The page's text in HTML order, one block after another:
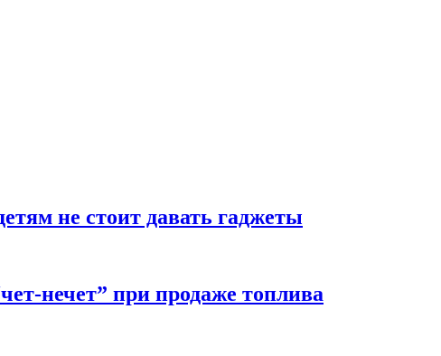
не стоит давать гаджеты
нечет” при продаже топлива